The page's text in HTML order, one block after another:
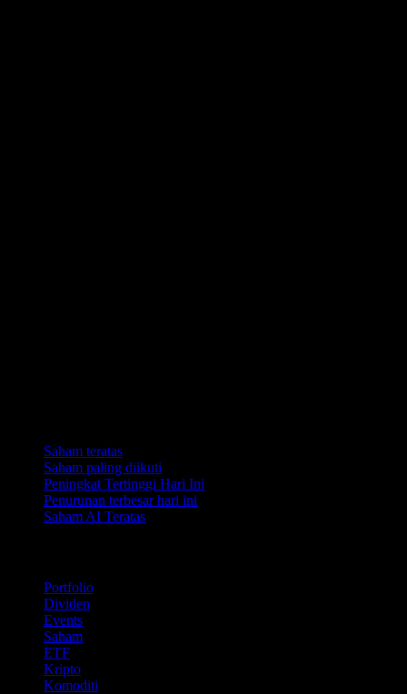
Saham teratas
Saham paling diikuti
Peningkat Tertinggi Hari Ini
Penurunan terbesar hari ini
Saham AI Teratas
Portfolio
Dividen
Events
Saham
ETF
Kripto
Komoditi